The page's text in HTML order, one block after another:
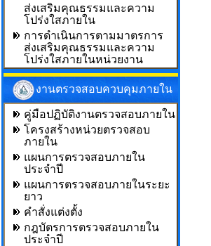
ส่งเสริมคุณธรรมและความ
โปร่งใสภายใน
การดำเนินการตามมาตรการ
ส่งเสริมคุณธรรมและความ
โปร่งใสภายในหน่วยงาน
งานตรวจสอบควบคุมภายใน
คู่มือปฏิบัติงานตรวจสอบภายใน
โครงสร้างหน่วยตรวจสอบ
ภายใน
แผนการตรวจสอบภายใน
ประจำปี
แผนการตรวจสอบภายในระยะ
ยาว
คำสั่งแต่งตั้ง
กฎบัตรการตรวจสอบภายใน
ประจำปี